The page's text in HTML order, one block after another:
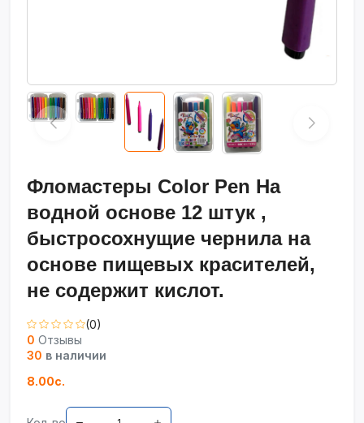
Фломастеры Color Pen На
водной основе 12 штук ,
быстросохнущие чернила на
основе пищевых красителей,
не содержит кислот.
(0)
0 Отзывы
30 в наличии
8.00с.